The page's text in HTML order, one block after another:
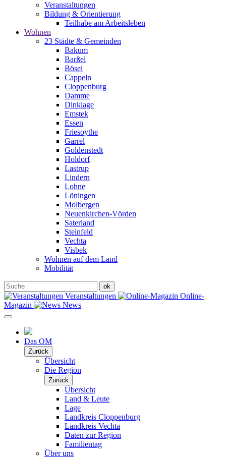
Veranstaltungen
Bildung & Orientierung
Teilhabe am Arbeitsleben
Wohnen
23 Städte & Gemeinden
Bakum
Barßel
Bösel
Cappeln
Cloppenburg
Damme
Dinklage
Emstek
Essen
Friesoythe
Garrel
Goldenstedt
Holdorf
Lastrup
Lindern
Lohne
Löningen
Molbergen
Neuenkirchen-Vörden
Saterland
Steinfeld
Vechta
Visbek
Wohnen auf dem Land
Mobilität
Veranstaltungen
Online-
Magazin
News
Das OM
Zurück
Übersicht
Die Region
Zurück
Übersicht
Land & Leute
Lage
Landkreis Cloppenburg
Landkreis Vechta
Daten zur Region
Familientag
Über uns